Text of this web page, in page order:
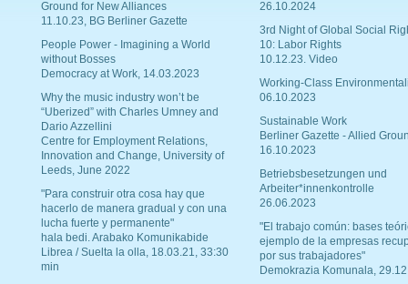
Ground for New Alliances
11.10.23, BG Berliner Gazette
People Power - Imagining a World
without Bosses
Democracy at Work, 14.03.2023
Why the music industry won’t be
“Uberized” with Charles Umney and
Dario Azzellini
Centre for Employment Relations,
Innovation and Change, University of
Leeds, June 2022
"Para construir otra cosa hay que
hacerlo de manera gradual y con una
lucha fuerte y permanente"
hala bedi. Arabako Komunikabide
Librea / Suelta la olla, 18.03.21, 33:30
min
26.10.2024
3rd Night of Global Social
10: Labor Rights
10.12.23. Video
Working-Class
06.10.2023
Sustainable Work
Berliner Gazette - Allied
16.10.2023
Betriebsbesetzungen und
Arbeiter*innenkontrolle
26.06.2023
"El trabajo común: bases
ejemplo de la empresas
por sus trabajadores"
Demokrazia Komunala,